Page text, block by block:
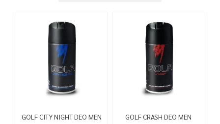
GOLF CITY NIGHT DEO MEN GOLF CRASH DEO MEN